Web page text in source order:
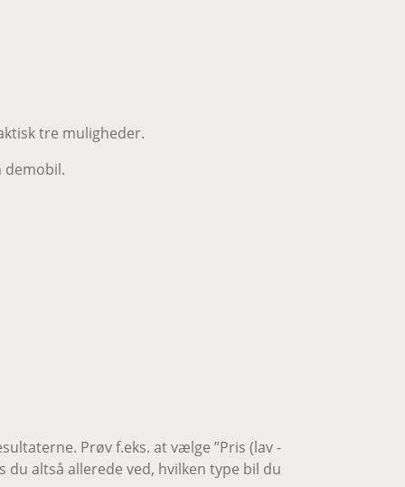
tre muligheder.
demobil.
Prøv f.eks. at vælge ”Pris (lav -
altså allerede ved, hvilken type bil du